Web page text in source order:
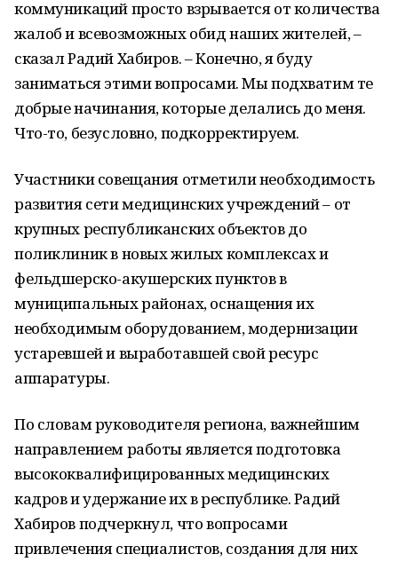
коммуникаций просто взрывается от количества
жалоб и всевозможных обид наших жителей, –
сказал Радий Хабиров. – Конечно, я буду
заниматься этими вопросами. Мы подхватим те
добрые начинания, которые делались до меня.
Что-то, безусловно, подкорректируем.
Участники совещания отметили необходимость
развития сети медицинских учреждений – от
крупных республиканских объектов до
поликлиник в новых жилых комплексах и
фельдшерско-акушерских пунктов в
муниципальных районах, оснащения их
необходимым оборудованием, модернизации
устаревшей и выработавшей свой ресурс
аппаратуры.
По словам руководителя региона, важнейшим
направлением работы является подготовка
высококвалифицированных медицинских
кадров и удержание их в республике. Радий
Хабиров подчеркнул, что вопросами
привлечения специалистов, создания для них